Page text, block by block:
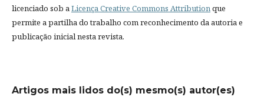
licenciado sob aLicença Creative Commons Attributionque
permite a partilha do trabalho com reconhecimento da autoria e
publicação inicial nesta revista.
Artigos mais lidos do(s) mesmo(s) autor(es)